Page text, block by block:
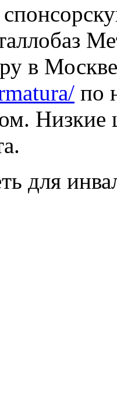
в
по
Низкие
для